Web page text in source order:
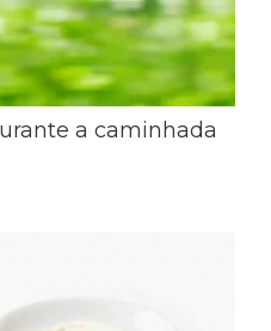
a caminhada